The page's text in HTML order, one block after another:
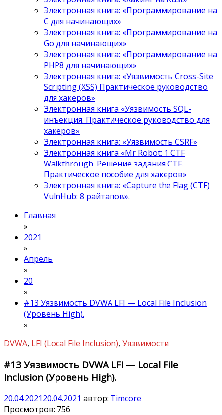
Электронная книга: «Программирование на
C для начинающих»
Электронная книга: «Программирование на
Go для начинающих»
Электронная книга: «Программирование на
PHP8 для начинающих»
Электронная книга: «Уязвимость Cross-Site
Scripting (XSS) Практическое руководство
для хакеров»
Электронная книга «Уязвимость SQL-
инъекция. Практическое руководство для
хакеров»
Электронная книга: «Уязвимость CSRF»
Электронная книга «Mr Robot: 1 CTF
Walkthrough. Решение задания CTF.
Практическое пособие для хакеров»
Электронная книга: «Capture the Flag (CTF)
VulnHub: 8 райтапов».
Главная
»
2021
»
Апрель
»
20
»
#13 Уязвимость DVWA LFI — Local File Inclusion
(Уровень High).
»
DVWA, LFI (Local File Inclusion), Уязвимости
#13 Уязвимость DVWA LFI — Local File
Inclusion (Уровень High).
20.04.202120.04.2021 автор: Timcore
Просмотров: 756